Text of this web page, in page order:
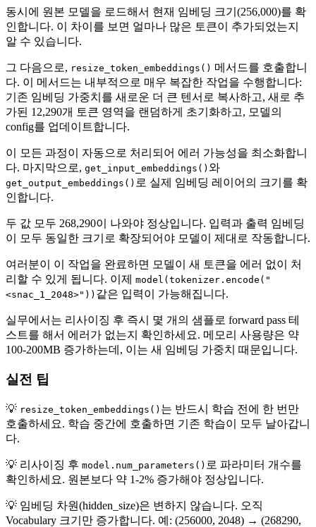
동시에 원본 모델을 로드해서 현재 임베딩 크기(256,000)를 확
인합니다. 이 차이를 보면 얼마나 많은 토큰이 추가되었는지
알 수 있습니다.
그 다음으로, resize_token_embeddings() 메서드를 호출합니
다. 이 메서드는 내부적으로 매우 복잡한 작업을 수행합니다:
기존 임베딩 가중치를 새로운 더 큰 텐서로 복사하고, 새로 추
가된 12,290개 토큰 영역을 랜덤하게 초기화하고, 모델의
config를 업데이트합니다.
이 모든 과정이 자동으로 처리되어 에러 가능성을 최소화합니
다. 마지막으로, get_input_embeddings() 와
get_output_embeddings() 로 실제 임베딩 레이어의 크기를 확
인합니다.
두 값 모두 268,290이 나와야 정상입니다. 입력과 출력 임베딩
이 모두 동일한 크기로 확장되어야 모델이 제대로 작동합니다.
여러분이 이 작업을 완료하면 모델이 새 토큰을 에러 없이 처
리할 수 있게 됩니다. 이제 model(tokenizer.encode("
<snac_1_2048>")) 같은 입력이 가능해집니다.
실무에서는 리사이징 후 즉시 몇 개의 샘플로 forward pass 테
스트를 해서 에러가 없는지 확인하세요. 메모리 사용량은 약
100-200MB 증가하는데, 이는 새 임베딩 가중치 때문입니다.
실전 팁
💡 resize_token_embeddings() 는 반드시 학습 전에 한 번만
호출하세요. 학습 중간에 호출하면 기존 학습이 모두 날아갑니
다.
💡 리사이징 후 model.num_parameters() 로 파라미터 개수를
확인하세요. 원본보다 약 1-2% 증가해야 정상입니다.
💡 임베딩 차원(hidden_size)은 변하지 않습니다. 오직
Vocabulary 크기만 증가합니다. 예: (256000, 2048) → (268290,